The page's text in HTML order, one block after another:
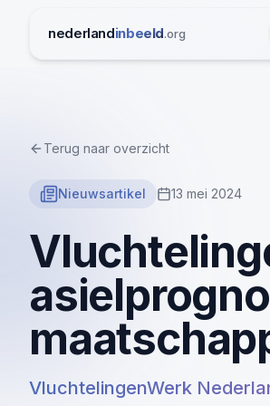
nederlandinbeeld.org
Terug naar overzicht
Nieuwsartikel 13 mei 2024
VluchtelingenWerk